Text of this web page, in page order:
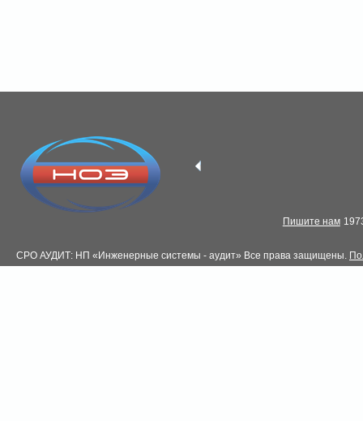
СРО АУДИТ: НП «Инженерные системы - аудит» Все права защищены.
Пишите нам